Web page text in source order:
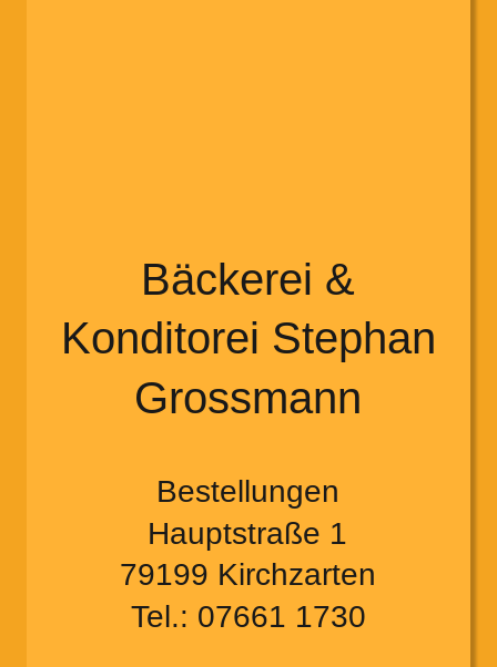
Bäckerei &
Konditorei Stephan
Grossmann
Bestellungen
Hauptstraße 1
79199 Kirchzarten
Tel.: 07661 1730